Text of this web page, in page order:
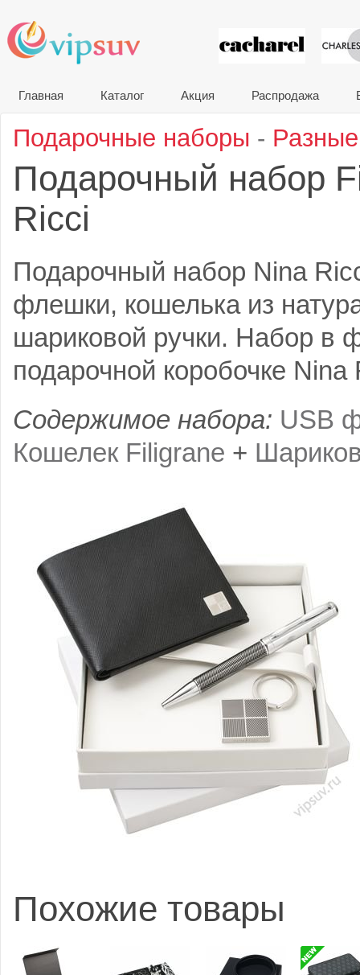
VIP
Главная Каталог Акция Распродажа
Подарочные наборы -
Подарочный набор
Ricci
Подарочный набор Nina
флешки, кошелька из
шариковой ручки. Набор в
подарочной коробочке Nina
Содержимое набора: USB
Кошелек Filigrane +
Похожие товары